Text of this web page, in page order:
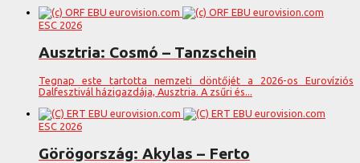
ESC 2026
Ausztria: Cosmó – Tanzschein
Tegnap este tartotta nemzeti döntőjét a 2026-os Eurovíziós
Dalfesztivál házigazdája, Ausztria. A zsűri és...
ESC 2026
Görögország: Akylas – Ferto